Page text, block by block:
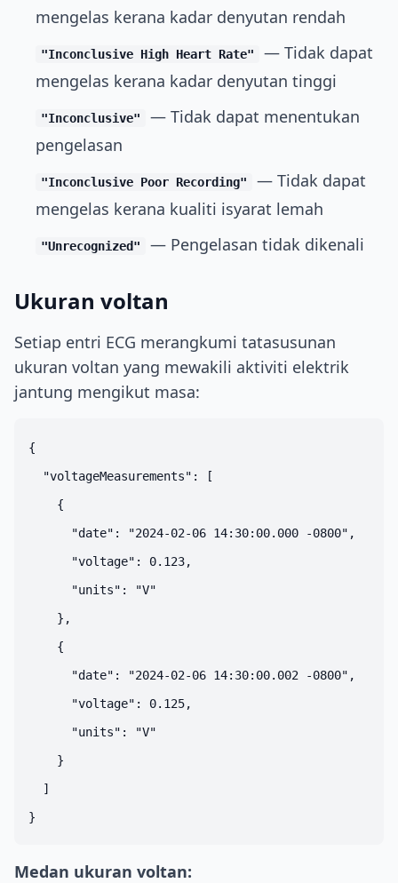
mengelas kerana kadar denyutan rendah
"Inconclusive High Heart Rate"
— Tidak dapat
mengelas kerana kadar denyutan tinggi
"Inconclusive"
— Tidak dapat menentukan
pengelasan
"Inconclusive Poor Recording"
— Tidak dapat
mengelas kerana kualiti isyarat lemah
"Unrecognized" — Pengelasan tidak dikenali
Ukuran voltan
Setiap entri ECG merangkumi tatasusunan
ukuran voltan yang mewakili aktiviti elektrik
jantung mengikut masa:
{
  "voltageMeasurements": [
    {
      "date": "2024-02-06 14:30:00.000 -0800",
      "voltage": 0.123,
      "units": "V"
    },
    {
      "date": "2024-02-06 14:30:00.002 -0800",
      "voltage": 0.125,
      "units": "V"
    }
  ]
Medan ukuran voltan: